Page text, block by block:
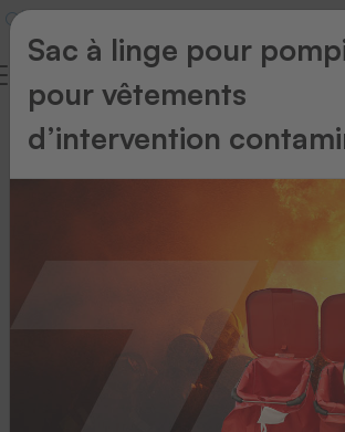
Protection
des
protection
Sac à linge pour
pour vêtements
d’intervention